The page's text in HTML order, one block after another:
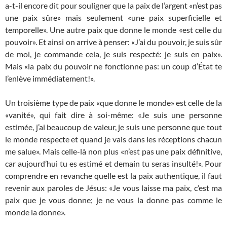
a-t-il encore dit pour souligner que la paix de l’argent «n’est pas
une paix sûre» mais seulement «une paix superficielle et
temporelle». Une autre paix que donne le monde «est celle du
pouvoir». Et ainsi on arrive à penser: «J’ai du pouvoir, je suis sûr
de moi, je commande cela, je suis respecté: je suis en paix».
Mais «la paix du pouvoir ne fonctionne pas: un coup d’État te
l’enlève immédiatement!».
Un troisième type de paix «que donne le monde» est celle de la
«vanité», qui fait dire à soi-même: «Je suis une personne
estimée, j’ai beaucoup de valeur, je suis une personne que tout
le monde respecte et quand je vais dans les réceptions chacun
me salue». Mais celle-là non plus «n’est pas une paix définitive,
car aujourd’hui tu es estimé et demain tu seras insulté!». Pour
comprendre en revanche quelle est la paix authentique, il faut
revenir aux paroles de Jésus: «Je vous laisse ma paix, c’est ma
paix que je vous donne; je ne vous la donne pas comme le
monde la donne».